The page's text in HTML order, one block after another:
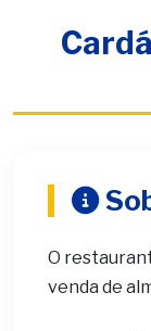
O
venda de